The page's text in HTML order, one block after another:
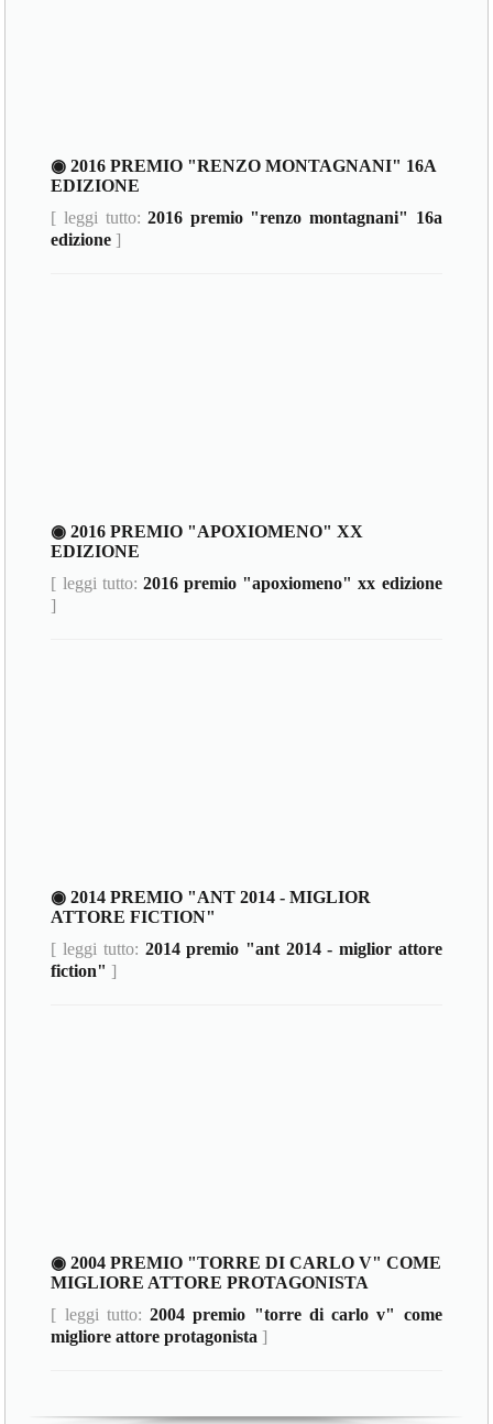
◉ 2016 PREMIO "RENZO MONTAGNANI" 16A
EDIZIONE
[ leggi tutto:2016 premio "renzo montagnani" 16a
edizione ]
◉ 2016 PREMIO "APOXIOMENO" XX
EDIZIONE
[ leggi tutto: 2016 premio "apoxiomeno" xx edizione
]
◉ 2014 PREMIO "ANT 2014 - MIGLIOR
ATTORE FICTION"
[ leggi tutto: 2014 premio "ant 2014 - miglior attore
fiction" ]
◉ 2004 PREMIO "TORRE DI CARLO V" COME
MIGLIORE ATTORE PROTAGONISTA
[ leggi tutto:2004 premio "torre di carlo v" come
migliore attore protagonista ]